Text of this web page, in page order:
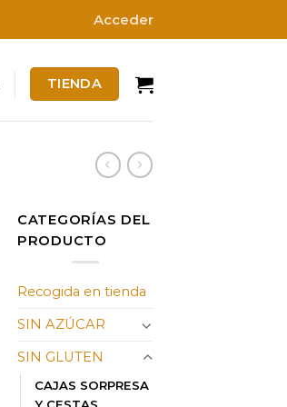
Acceder
TIENDA
CATEGORÍAS DEL
PRODUCTO
Recogida en tienda
SIN AZÚCAR
SIN GLUTEN
CAJAS SORPRESA